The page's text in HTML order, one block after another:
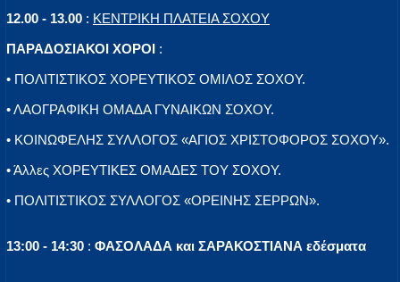
12.00 - 13.00 : ΚΕΝΤΡΙΚΗ ΠΛΑΤΕΙΑ ΣΟΧΟΥ
ΠΑΡΑΔΟΣΙΑΚΟΙ ΧΟΡΟΙ :
• ΠΟΛΙΤΙΣΤΙΚΟΣ ΧΟΡΕΥΤΙΚΟΣ ΟΜΙΛΟΣ ΣΟΧΟΥ.
• ΛΑΟΓΡΑΦΙΚΗ ΟΜΑΔΑ ΓΥΝΑΙΚΩΝ ΣΟΧΟΥ.
• ΚΟΙΝΩΦΕΛΗΣ ΣΥΛΛΟΓΟΣ «ΑΓΙΟΣ ΧΡΙΣΤΟΦΟΡΟΣ ΣΟΧΟΥ».
• Άλλες ΧΟΡΕΥΤΙΚΕΣ ΟΜΑΔΕΣ ΤΟΥ ΣΟΧΟΥ.
• ΠΟΛΙΤΙΣΤΙΚΟΣ ΣΥΛΛΟΓΟΣ «ΟΡΕΙΝΗΣ ΣΕΡΡΩΝ».
13:00 - 14:30 : ΦΑΣΟΛΑΔΑ και ΣΑΡΑΚΟΣΤΙΑΝΑ εδέσματα